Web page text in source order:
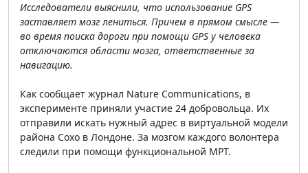
Исследователи выяснили, что использование GPS
заставляет мозг лениться. Причем в прямом смысле —
во время поиска дороги при помощи GPS у человека
отключаются области мозга, ответственные за
навигацию.
Как сообщает журнал Nature Communications, в
эксперименте приняли участие 24 добровольца. Их
отправили искать нужный адрес в виртуальной модели
района Сохо в Лондоне. За мозгом каждого волонтера
следили при помощи функциональной МРТ.